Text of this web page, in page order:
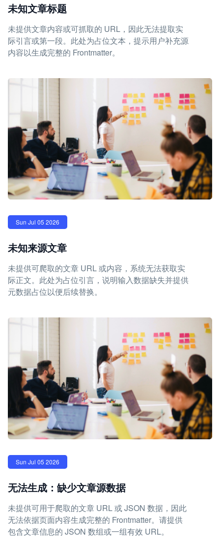
未知文章标题
未提供文章内容或可抓取的 URL，因此无法提取实
际引言或第一段。此处为占位文本，提示用户补充源
内容以生成完整的 Frontmatter。
Sun Jul 05 2026
未知来源文章
未提供可爬取的文章 URL 或内容，系统无法获取实
际正文。此处为占位引言，说明输入数据缺失并提供
元数据占位以便后续替换。
Sun Jul 05 2026
无法生成：缺少文章源数据
未提供可用于爬取的文章 URL 或 JSON 数据，因此
无法依据页面内容生成完整的 Frontmatter。请提供
包含文章信息的 JSON 数组或一组有效 URL。